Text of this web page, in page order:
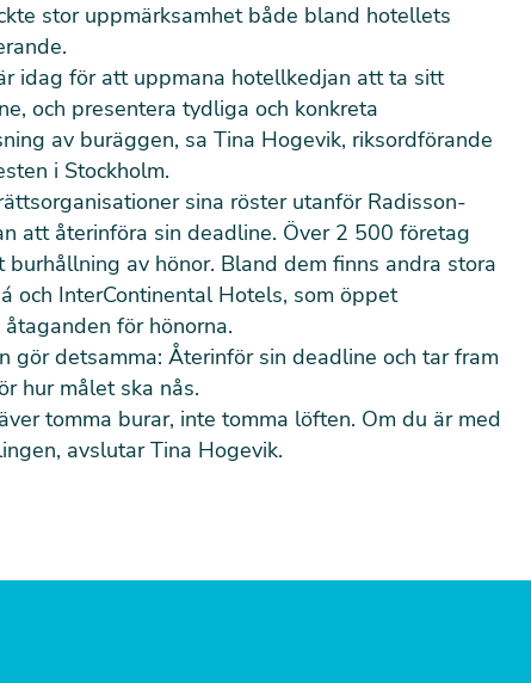
stor uppmärksamhet både bland hotellets
idag för att uppmana hotellkedjan att ta sitt
och presentera tydliga och konkreta
av buräggen, sa Tina Hogevik, riksordförande
i Stockholm.
sina röster utanför Radisson-
att återinföra sin deadline. Över 2 500 företag
av hönor. Bland dem finns andra stora
och InterContinental Hotels, som öppet
för hönorna.
gör detsamma: Återinför sin deadline och tar fram
hur målet ska nås.
tomma burar, inte tomma löften. Om du är med
avslutar Tina Hogevik.